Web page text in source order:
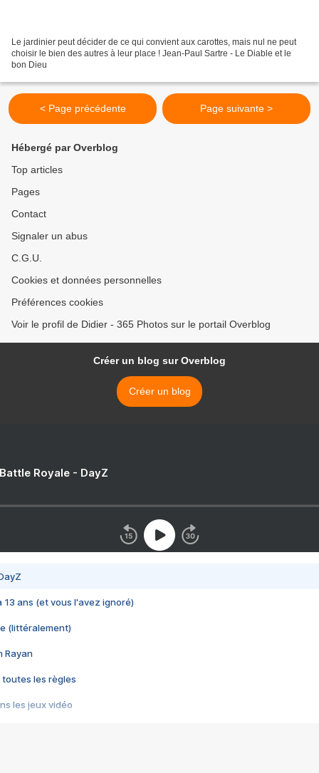
Le jardinier peut décider de ce qui convient aux carottes, mais nul ne peut
choisir le bien des autres à leur place ! Jean-Paul Sartre - Le Diable et le
bon Dieu
< Page précédente Page suivante >
Hébergé par Overblog
Top articles
Pages
Contact
Signaler un abus
C.G.U.
Cookies et données personnelles
Préférences cookies
Voir le profil de Didier - 365 Photos sur le portail Overblog
Créer un blog sur Overblog
Créer un blog
Royale - DayZ
13 ans (et vous l'avez ignoré)
(littéralement)
Rayan
toutes les règles
les jeux vidéo